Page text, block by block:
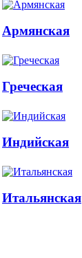
Армянская
Греческая
Индийская
Итальянская